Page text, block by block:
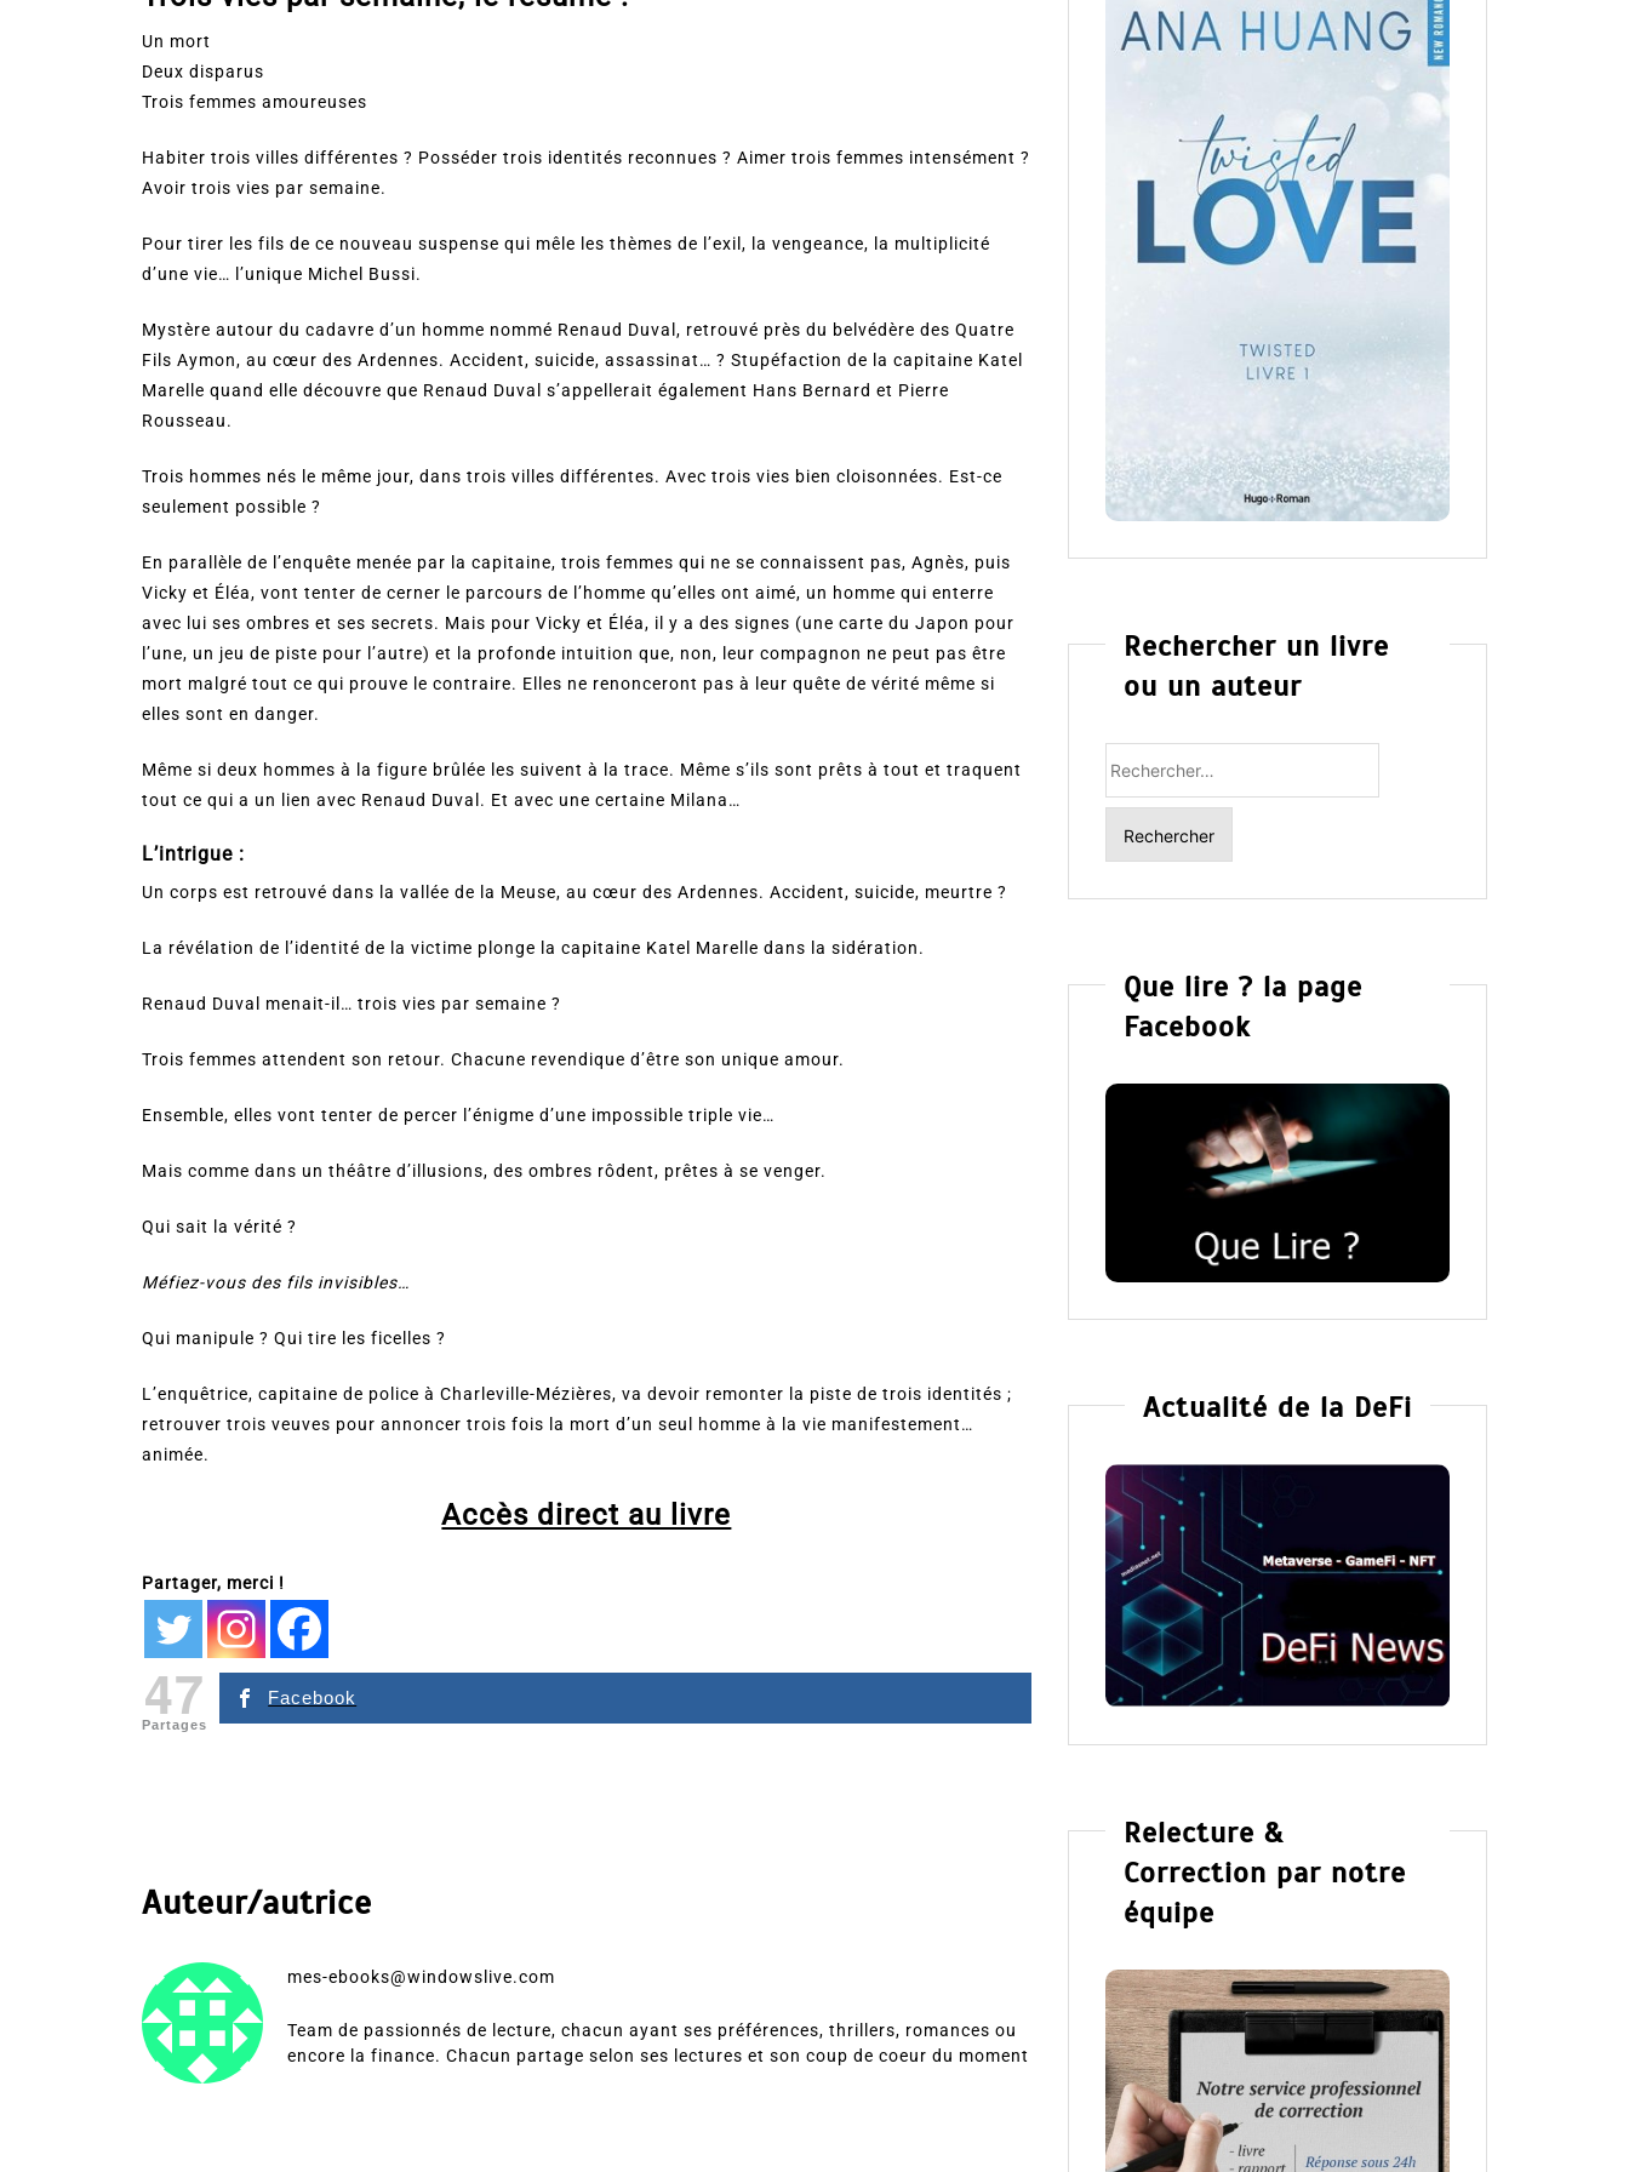
Un mort
Deux disparus
Trois femmes amoureuses
Habiter trois villes différentes ? Posséder trois identités reconnues ? Aimer trois femmes intensément ?
Avoir trois vies par semaine.
Pour tirer les fils de ce nouveau suspense qui mêle les thèmes de l’exil, la vengeance, la multiplicité
d’une vie… l’unique Michel Bussi.
Mystère autour du cadavre d’un homme nommé Renaud Duval, retrouvé près du belvédère des Quatre
Fils Aymon, au cœur des Ardennes. Accident, suicide, assassinat… ? Stupéfaction de la capitaine Katel
Marelle quand elle découvre que Renaud Duval s’appellerait également Hans Bernard et Pierre
Rousseau.
Trois hommes nés le même jour, dans trois villes différentes. Avec trois vies bien cloisonnées. Est-ce
seulement possible ?
En parallèle de l’enquête menée par la capitaine, trois femmes qui ne se connaissent pas, Agnès, puis
Vicky et Éléa, vont tenter de cerner le parcours de l’homme qu’elles ont aimé, un homme qui enterre
avec lui ses ombres et ses secrets. Mais pour Vicky et Éléa, il y a des signes (une carte du Japon pour
l’une, un jeu de piste pour l’autre) et la profonde intuition que, non, leur compagnon ne peut pas être
mort malgré tout ce qui prouve le contraire. Elles ne renonceront pas à leur quête de vérité même si
elles sont en danger.
Même si deux hommes à la figure brûlée les suivent à la trace. Même s’ils sont prêts à tout et traquent
tout ce qui a un lien avec Renaud Duval. Et avec une certaine Milana…
L’intrigue :
Un corps est retrouvé dans la vallée de la Meuse, au cœur des Ardennes. Accident, suicide, meurtre ?
La révélation de l’identité de la victime plonge la capitaine Katel Marelle dans la sidération.
Renaud Duval menait-il… trois vies par semaine ?
Trois femmes attendent son retour. Chacune revendique d’être son unique amour.
Ensemble, elles vont tenter de percer l’énigme d’une impossible triple vie…
Mais comme dans un théâtre d’illusions, des ombres rôdent, prêtes à se venger.
Qui sait la vérité ?
Méfiez-vous des fils invisibles…
Qui manipule ? Qui tire les ficelles ?
L’enquêtrice, capitaine de police à Charleville-Mézières, va devoir remonter la piste de trois identités ;
retrouver trois veuves pour annoncer trois fois la mort d’un seul homme à la vie manifestement…
animée.
Accès direct au livre
Partager, merci !
47
Partages
Facebook
Auteur/autrice
mes-ebooks@windowslive.com
Team de passionnés de lecture, chacun ayant ses préférences, thrillers, romances ou
encore la finance. Chacun partage selon ses lectures et son coup de coeur du moment
Rechercher un livre
ou un auteur
Que lire ? la page
Facebook
Actualité de la DeFi
Relecture &
Correction par notre
équipe